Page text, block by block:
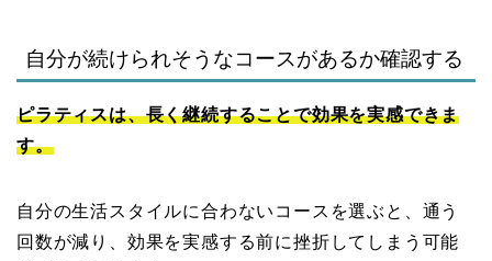
自分が続けられそうなコースがあるか確認する
ピラティスは、長く継続することで効果を実感できま
す。
自分の生活スタイルに合わないコースを選ぶと、通う
回数が減り、効果を実感する前に挫折してしまう可能